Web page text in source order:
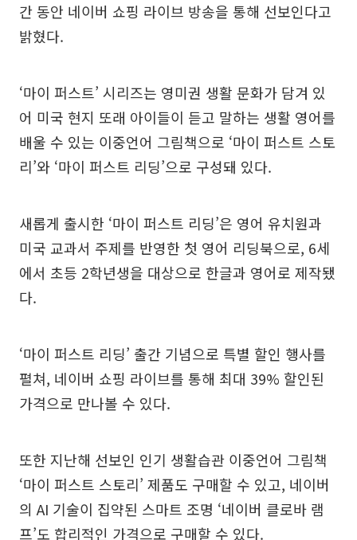
간 동안 네이버 쇼핑 라이브 방송을 통해 선보인다고
밝혔다.
‘마이 퍼스트’ 시리즈는 영미권 생활 문화가 담겨 있
어 미국 현지 또래 아이들이 듣고 말하는 생활 영어를
배울 수 있는 이중언어 그림책으로 ‘마이 퍼스트 스토
리’와 ‘마이 퍼스트 리딩’으로 구성돼 있다.
새롭게 출시한 ‘마이 퍼스트 리딩’은 영어 유치원과
미국 교과서 주제를 반영한 첫 영어 리딩북으로, 6세
에서 초등 2학년생을 대상으로 한글과 영어로 제작됐
다.
‘마이 퍼스트 리딩’ 출간 기념으로 특별 할인 행사를
펼쳐, 네이버 쇼핑 라이브를 통해 최대 39% 할인된
가격으로 만나볼 수 있다.
또한 지난해 선보인 인기 생활습관 이중언어 그림책
‘마이 퍼스트 스토리’ 제품도 구매할 수 있고, 네이버
의 AI 기술이 집약된 스마트 조명 ‘네이버 클로바 램
프’도 합리적인 가격으로 구매할 수 있다.